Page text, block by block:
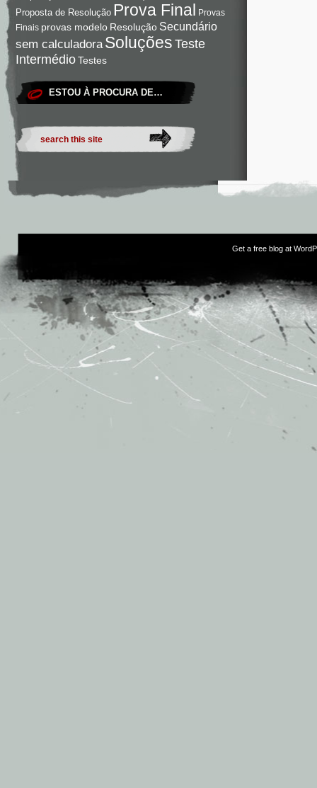
Proposta de Resolução Prova Final Provas
Finais provas modelo Resolução Secundário
sem calculadora Soluções Teste
IntermédioTestes
ESTOU À PROCURA DE…
Get a free blog at